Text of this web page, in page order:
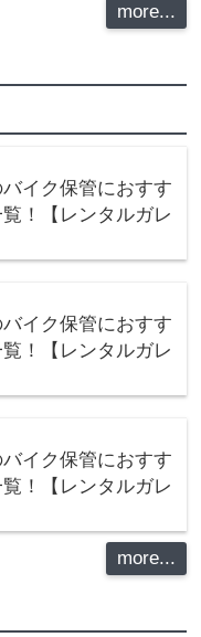
more...
バイク保管におすす
！【レンタルガレ
バイク保管におすす
！【レンタルガレ
バイク保管におすす
！【レンタルガレ
more...